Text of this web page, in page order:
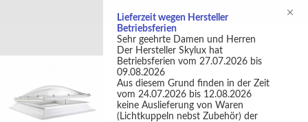
Support +49 (0)2301 9889540
Lieferzeit wegen Hersteller
Betriebsferien
Sehr geehrte Damen und Herren
Der Hersteller Skylux hat
Betriebsferien vom 27.07.2026 bis
09.08.2026
Aus diesem Grund finden in der Zeit
vom 24.07.2026 bis 12.08.2026
keine Auslieferung von Waren
(Lichtkuppeln nebst Zubehör) der